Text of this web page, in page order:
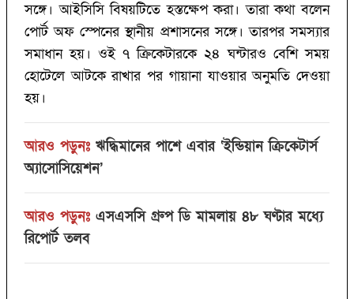
সঙ্গে। আইসিসি বিষয়টিতে হস্তক্ষেপ করা। তারা কথা বলেন
পোর্ট অফ স্পেনের স্থানীয় প্রশাসনের সঙ্গে। তারপর সমস্যার
সমাধান হয়। ওই ৭ ক্রিকেটারকে ২৪ ঘন্টারও বেশি সময়
হোটেলে আটকে রাখার পর গায়ানা যাওয়ার অনুমতি দেওয়া
হয়।
আরও পড়ুনঃ ঋদ্ধিমানের পাশে এবার ‘ইন্ডিয়ান ক্রিকেটার্স
অ্যাসোসিয়েশন’
আরও পড়ুনঃ এসএসসি গ্রুপ ডি মামলায় ৪৮ ঘণ্টার মধ্যে
রিপোর্ট তলব